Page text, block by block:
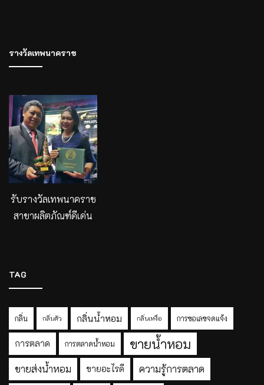
รางวัลเทพนาคราช
รับรางวัลเทพนาคราช
สาขาผลิตภัณฑ์ดีเด่น
TAG
กลิ่น กลิ่นตัว กลิ่นน้ำหอม กลิ่นเหงื่อ การขอเลขจดแจ้ง
การตลาด การตลาดน้ำหอม ขายน้ำหอม
ขายส่งน้ำหอม ขายอะไรดี ความรู้การตลาด